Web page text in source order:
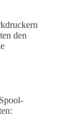
den